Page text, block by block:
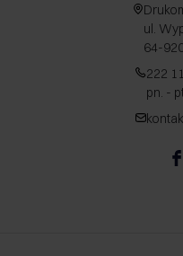
ul.
64-
222
pn. -